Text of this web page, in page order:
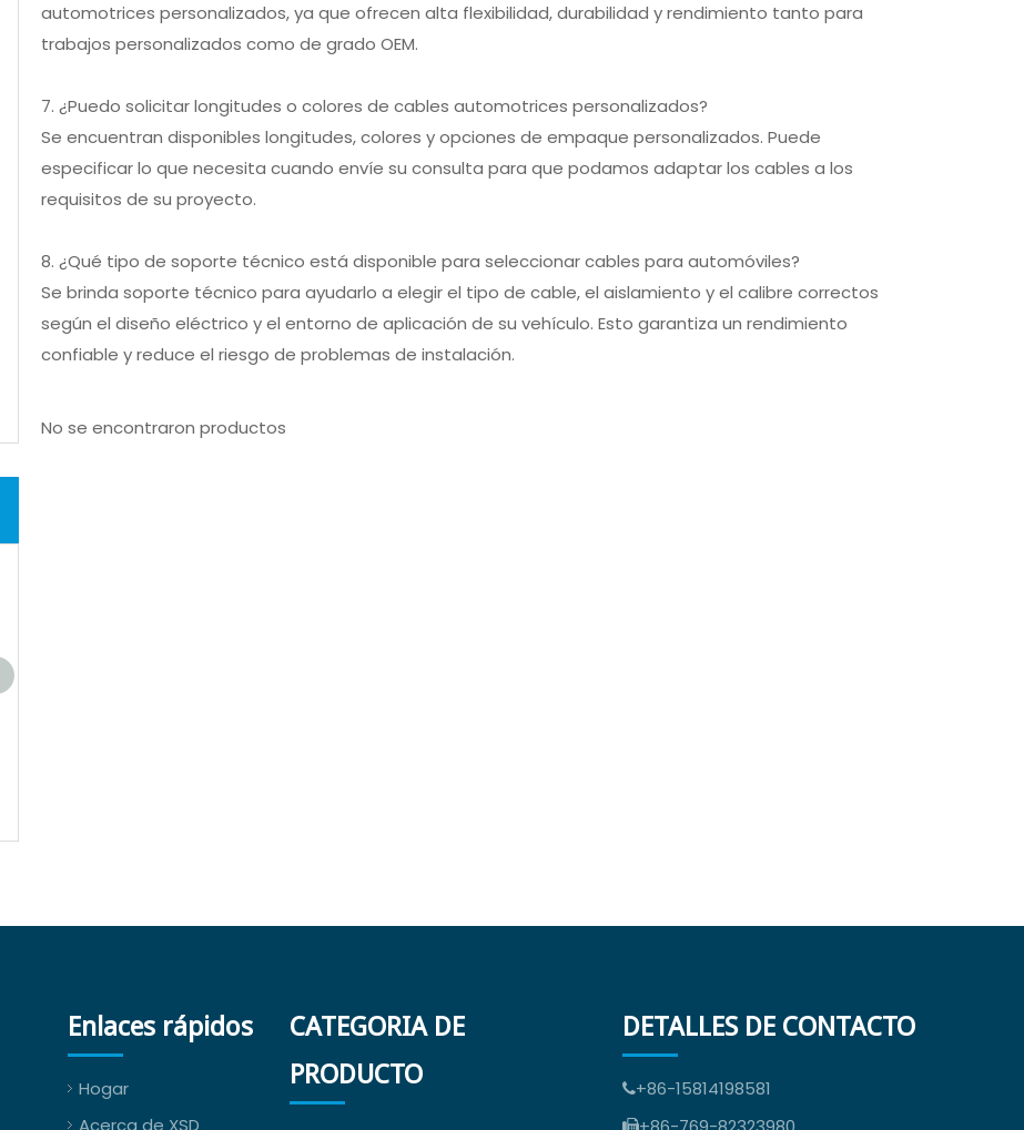
automotrices personalizados, ya que ofrecen alta flexibilidad, durabilidad y rendimiento tanto para
trabajos personalizados como de grado OEM.
7. ¿Puedo solicitar longitudes o colores de cables automotrices personalizados?
Se encuentran disponibles longitudes, colores y opciones de empaque personalizados. Puede
especificar lo que necesita cuando envíe su consulta para que podamos adaptar los cables a los
requisitos de su proyecto.
8. ¿Qué tipo de soporte técnico está disponible para seleccionar cables para automóviles?
Se brinda soporte técnico para ayudarlo a elegir el tipo de cable, el aislamiento y el calibre correctos
según el diseño eléctrico y el entorno de aplicación de su vehículo. Esto garantiza un rendimiento
confiable y reduce el riesgo de problemas de instalación.
No se encontraron productos
Enlaces rápidos
Hogar
Acerca de XSD
CATEGORIA DE
PRODUCTO
DETALLES DE CONTACTO
+86-15814198581
